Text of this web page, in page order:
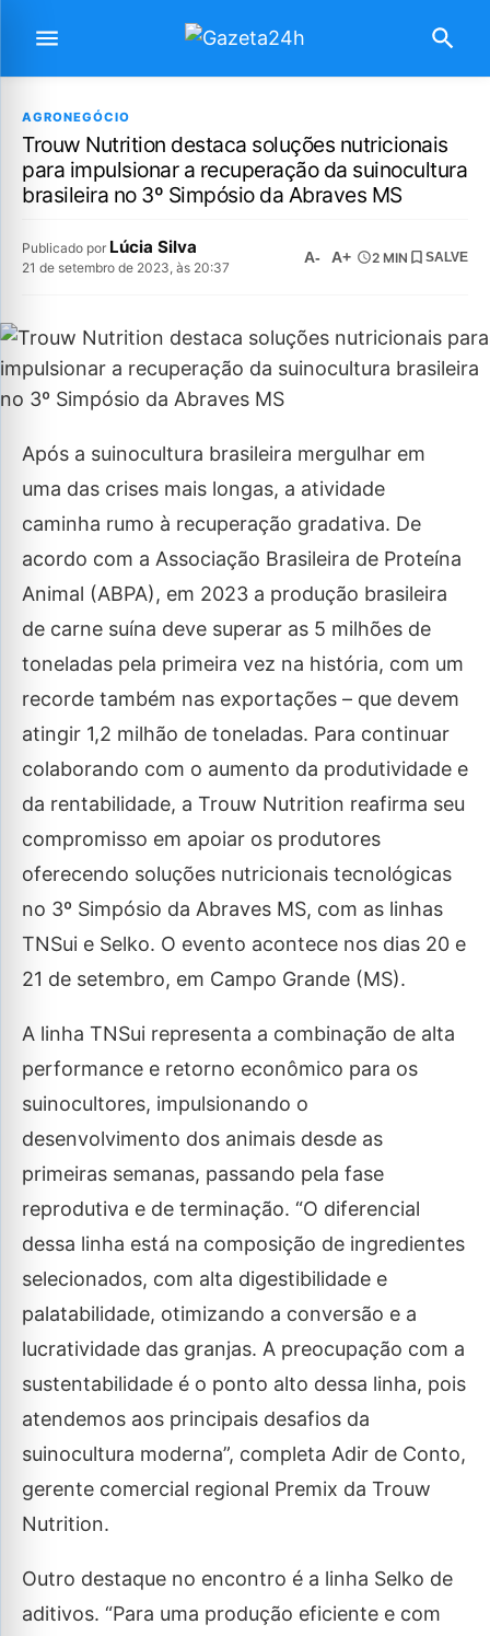
AGRONEGÓCIO
Trouw Nutrition destaca soluções nutricionais
para impulsionar a recuperação da suinocultura
brasileira no 3º Simpósio da Abraves MS
Publicado por Lúcia Silva
21 de setembro de 2023, às 20:37
A- A+ 2 MIN SALVE
Após a suinocultura brasileira mergulhar em
uma das crises mais longas, a atividade
caminha rumo à recuperação gradativa. De
acordo com a Associação Brasileira de Proteína
Animal (ABPA), em 2023 a produção brasileira
de carne suína deve superar as 5 milhões de
toneladas pela primeira vez na história, com um
recorde também nas exportações – que devem
atingir 1,2 milhão de toneladas. Para continuar
colaborando com o aumento da produtividade e
da rentabilidade, a Trouw Nutrition reafirma seu
compromisso em apoiar os produtores
oferecendo soluções nutricionais tecnológicas
no 3º Simpósio da Abraves MS, com as linhas
TNSui e Selko. O evento acontece nos dias 20 e
21 de setembro, em Campo Grande (MS).
A linha TNSui representa a combinação de alta
performance e retorno econômico para os
suinocultores, impulsionando o
desenvolvimento dos animais desde as
primeiras semanas, passando pela fase
reprodutiva e de terminação. “O diferencial
dessa linha está na composição de ingredientes
selecionados, com alta digestibilidade e
palatabilidade, otimizando a conversão e a
lucratividade das granjas. A preocupação com a
sustentabilidade é o ponto alto dessa linha, pois
atendemos aos principais desafios da
suinocultura moderna”, completa Adir de Conto,
gerente comercial regional Premix da Trouw
Nutrition.
Outro destaque no encontro é a linha Selko de
aditivos. “Para uma produção eficiente e com